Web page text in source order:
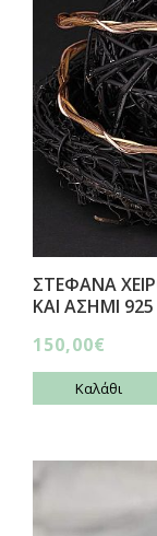
ΣΤΕΦΑΝΑ
ΚΑΙ ΑΣΗΜΙ 925
150,00€
Καλάθι